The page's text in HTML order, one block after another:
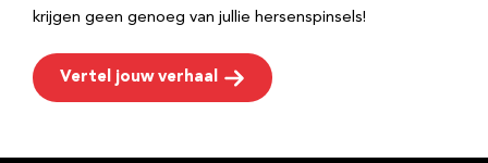
krijgen geen genoeg van jullie hersenspinsels!
Vertel jouw verhaal